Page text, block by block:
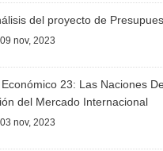
del proyecto de
nov, 2023
23: Las Naciones
del Mercado Internacional
nov, 2023